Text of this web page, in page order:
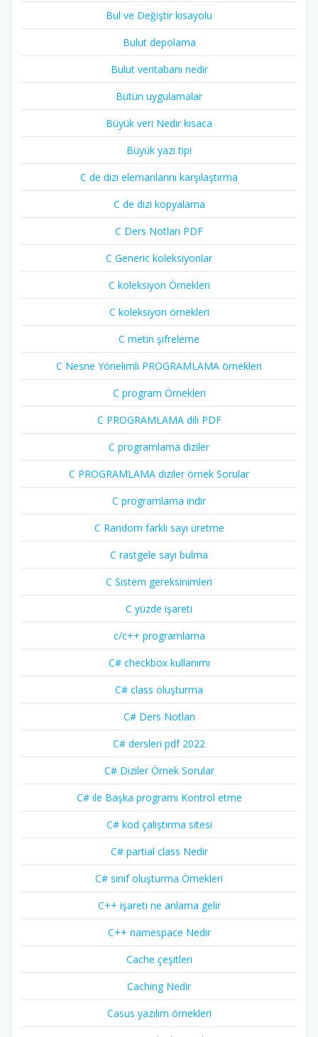
Bul ve Değiştir kısayolu
Bulut depolama
Bulut veritabanı nedir
Bütün uygulamalar
Büyük veri Nedir kısaca
Büyük yazı tipi
C de dizi elemanlarını karşılaştırma
C de dizi kopyalama
C Ders Notları PDF
C Generic koleksiyonlar
C koleksiyon Örnekleri
C koleksiyon örnekleri
C metin şifreleme
C Nesne Yönelimli PROGRAMLAMA örnekleri
C program Örnekleri
C PROGRAMLAMA dili PDF
C programlama diziler
C PROGRAMLAMA diziler örnek Sorular
C programlama indir
C Random farklı sayı üretme
C rastgele sayı bulma
C Sistem gereksinimleri
C yüzde işareti
c/c++ programlama
C# checkbox kullanımı
C# class oluşturma
C# Ders Notları
C# dersleri pdf 2022
C# Diziler Örnek Sorular
C# ile Başka programı Kontrol etme
C# kod çalıştırma sitesi
C# partial class Nedir
C# sınıf oluşturma Örnekleri
C++ işareti ne anlama gelir
C++ namespace Nedir
Cache çeşitleri
Caching Nedir
Casus yazılım örnekleri